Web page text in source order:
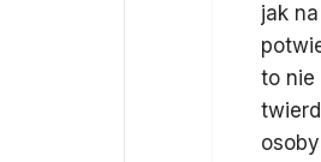
jak
to nie